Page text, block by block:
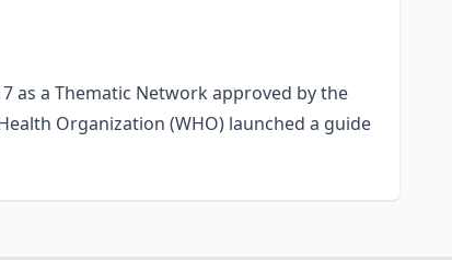
as a Thematic Network approved by the
Organization (WHO) launched a guide